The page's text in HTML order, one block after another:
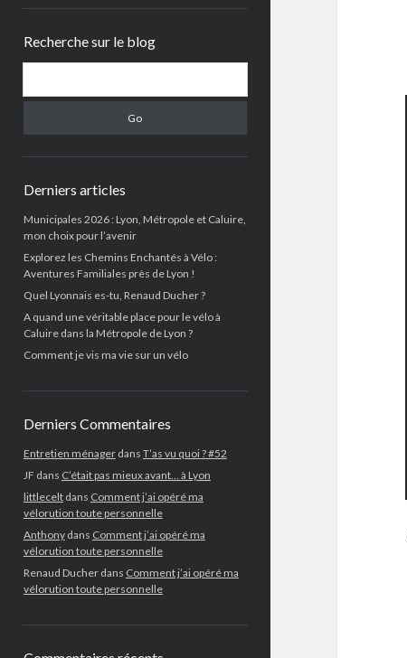
Recherche sur le blog
Derniers articles
Municipales 2026 : Lyon, Métropole et Caluire,
mon choix pour l’avenir
Explorez les Chemins Enchantés à Vélo :
Aventures Familiales près de Lyon !
Quel Lyonnais es-tu, Renaud Ducher ?
A quand une véritable place pour le vélo à
Caluire dans la Métropole de Lyon ?
Comment je vis ma vie sur un vélo
Derniers Commentaires
Entretien ménagerdans T’as vu quoi ? #52
JF dans C’était pas mieux avant… à Lyon
littleceltdans Comment j’ai opéré ma
vélorution toute personnelle
Anthonydans Comment j’ai opéré ma
vélorution toute personnelle
Renaud Ducherdans Comment j’ai opéré ma
vélorution toute personnelle